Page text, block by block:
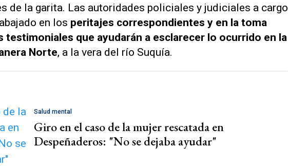
de la garita. Las autoridades policiales y judiciales a cargo
en los peritajes correspondientes y en la toma
testimoniales que ayudarán a esclarecer lo ocurrido en la
Norte, a la vera del río Suquía.
Salud mental
Giro en el caso de la mujer rescatada en
Despeñaderos: "No se dejaba ayudar"